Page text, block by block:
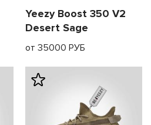
Yeezy Boost 350 V2
Desert Sage
от 35000 РУБ